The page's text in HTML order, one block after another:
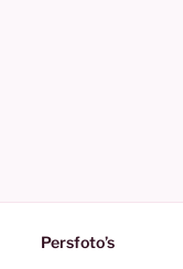
Persfoto’s